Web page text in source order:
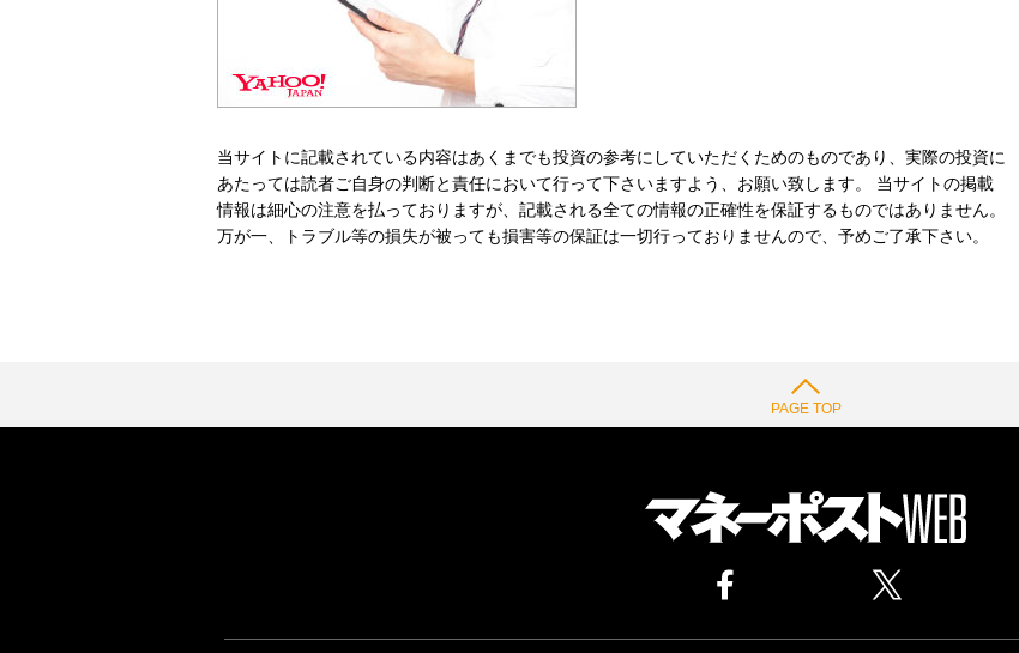
当サイトに記載されている内容はあくまでも投資の参考にしていただくためのものであり、実際の投資に
あたっては読者ご自身の判断と責任において行って下さいますよう、お願い致します。 当サイトの掲載
情報は細心の注意を払っておりますが、記載される全ての情報の正確性を保証するものではありません。
万が一、トラブル等の損失が被っても損害等の保証は一切行っておりませんので、予めご了承下さい。
PAGE TOP